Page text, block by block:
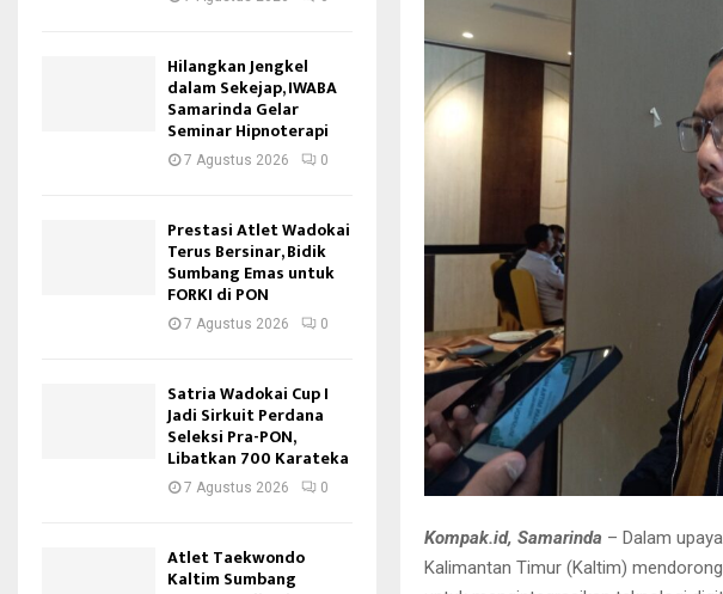
Kompak.id, Samarinda – Dalam
Kalimantan Timur (Kaltim)
Hilangkan Jengkel
dalam Sekejap, IWABA
Samarinda Gelar
Seminar Hipnoterapi
7 Agustus 2026 0
Prestasi Atlet Wadokai
Terus Bersinar, Bidik
Sumbang Emas untuk
FORKI di PON
7 Agustus 2026 0
Satria Wadokai Cup I
Jadi Sirkuit Perdana
Seleksi Pra-PON,
Libatkan 700 Karateka
7 Agustus 2026 0
Atlet Taekwondo
Kaltim Sumbang